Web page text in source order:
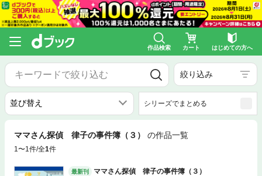
作品検索 カート はじめての方へ
絞り込み
シリーズでまとめる
ママさん探偵 律子の事件簿（３） の作品一覧
1〜1件/全1件
最新刊
ママさん探偵 律子の事件簿（３）